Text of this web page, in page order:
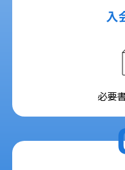
入
必要